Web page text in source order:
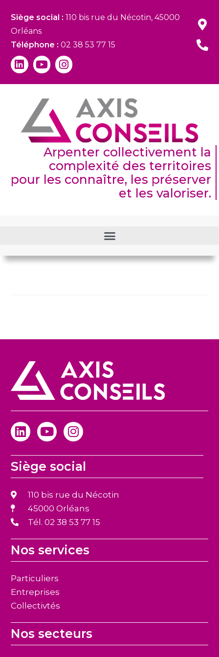
Siège social :110 bis rue du Nécotin, 45000
Orléans
Téléphone :02 38 53 77 15
Arpenter collectivement la
complexité des territoires
pour les connaître, les préserver
et les valoriser.
Siège social
110 bis rue du Nécotin
45000 Orléans
Tél. 02 38 53 77 15
Nos services
Particuliers
Entreprises
Collectivtés
Nos secteurs